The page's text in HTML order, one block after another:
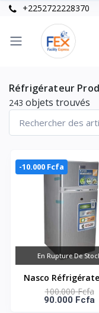
+2252722228370
Réfrigérateur
243 objets trouvés
-10.000 Fcfa
En Rupture De
Nasco
Battants 95L -
120/KNASF2-200S
100.000 Fcfa
90.000 Fcfa